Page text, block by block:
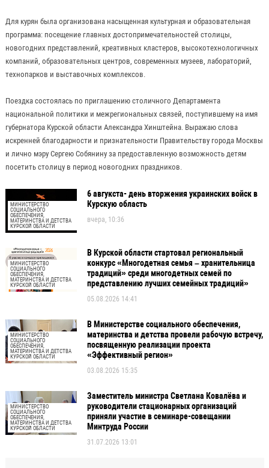
Для курян была организована насыщенная культурная и образовательная
программа: посещение главных достопримечательностей столицы,
новогодних представлений, креативных кластеров, высокотехнологичных
компаний, образовательных центров, современных музеев, лабораторий,
технопарков и выставочных комплексов.
Поездка состоялась по приглашению столичного Департамента
национальной политики и межрегиональных связей, поступившему на имя
губернатора Курской области Александра Хинштейна. Выражаю слова
искренней благодарности и признательности Правительству города Москвы
и лично мэру Сергею Собянину за предоставленную возможность детям
посетить столицу в период новогодних праздников.
МИНИСТЕРСТВО
СОЦИАЛЬНОГО
ОБЕСПЕЧЕНИЯ,
МАТЕРИНСТВА И ДЕТСТВА
КУРСКОЙ ОБЛАСТИ
6 авгукста- день вторжения украинских войск в
Курскую область
вчера, 10:36
МИНИСТЕРСТВО
СОЦИАЛЬНОГО
ОБЕСПЕЧЕНИЯ,
МАТЕРИНСТВА И ДЕТСТВА
КУРСКОЙ ОБЛАСТИ
В Курской области стартовал региональный
конкурс «Многодетная семья – хранительница
традиций» среди многодетных семей по
представлению лучших семейных традиций»
05.08.2026 14:41
МИНИСТЕРСТВО
СОЦИАЛЬНОГО
ОБЕСПЕЧЕНИЯ,
МАТЕРИНСТВА И ДЕТСТВА
КУРСКОЙ ОБЛАСТИ
В Министерстве социального обеспечения,
материнства и детства провели рабочую встречу,
посвященную реализации проекта
«Эффективный регион»
03.08.2026 15:35
МИНИСТЕРСТВО
СОЦИАЛЬНОГО
ОБЕСПЕЧЕНИЯ,
МАТЕРИНСТВА И ДЕТСТВА
КУРСКОЙ ОБЛАСТИ
Заместитель министра Светлана Ковалёва и
руководители стационарных организаций
приняли участие в семинаре-совещании
Минтруда России
31.07.2026 13:01